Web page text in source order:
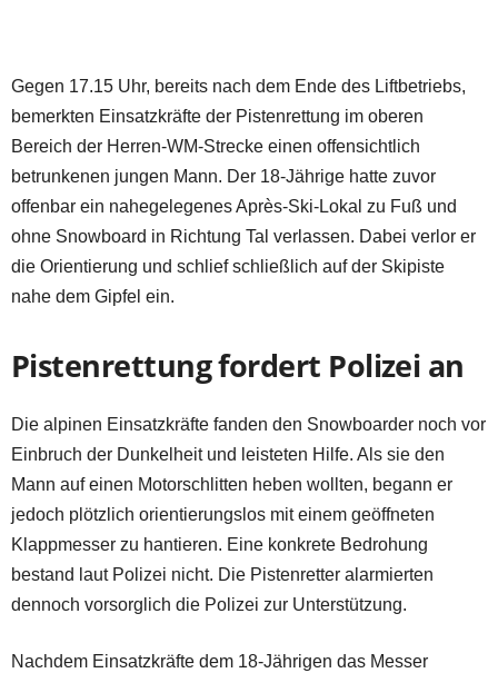
Gegen 17.15 Uhr, bereits nach dem Ende des Liftbetriebs,
bemerkten Einsatzkräfte der Pistenrettung im oberen
Bereich der Herren-WM-Strecke einen offensichtlich
betrunkenen jungen Mann. Der 18-Jährige hatte zuvor
offenbar ein nahegelegenes Après-Ski-Lokal zu Fuß und
ohne Snowboard in Richtung Tal verlassen. Dabei verlor er
die Orientierung und schlief schließlich auf der Skipiste
nahe dem Gipfel ein.
Pistenrettung fordert Polizei an
Die alpinen Einsatzkräfte fanden den Snowboarder noch vor
Einbruch der Dunkelheit und leisteten Hilfe. Als sie den
Mann auf einen Motorschlitten heben wollten, begann er
jedoch plötzlich orientierungslos mit einem geöffneten
Klappmesser zu hantieren. Eine konkrete Bedrohung
bestand laut Polizei nicht. Die Pistenretter alarmierten
dennoch vorsorglich die Polizei zur Unterstützung.
Nachdem Einsatzkräfte dem 18-Jährigen das Messer